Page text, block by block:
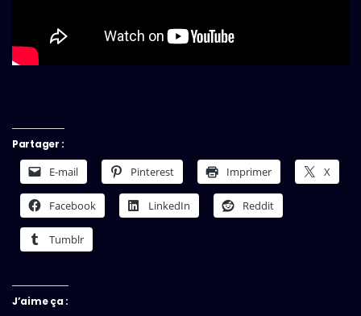
Partager :
E-mail Pinterest Imprimer X
Facebook LinkedIn Reddit
Tumblr
J’aime ça :